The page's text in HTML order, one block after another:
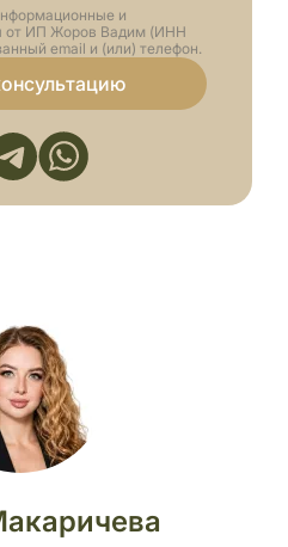
и
от ИП Жоров Вадим (ИНН
email и (или) телефон.